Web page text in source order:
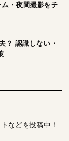
・夜間撮影をチ
？ 認識しない・
などを投稿中！